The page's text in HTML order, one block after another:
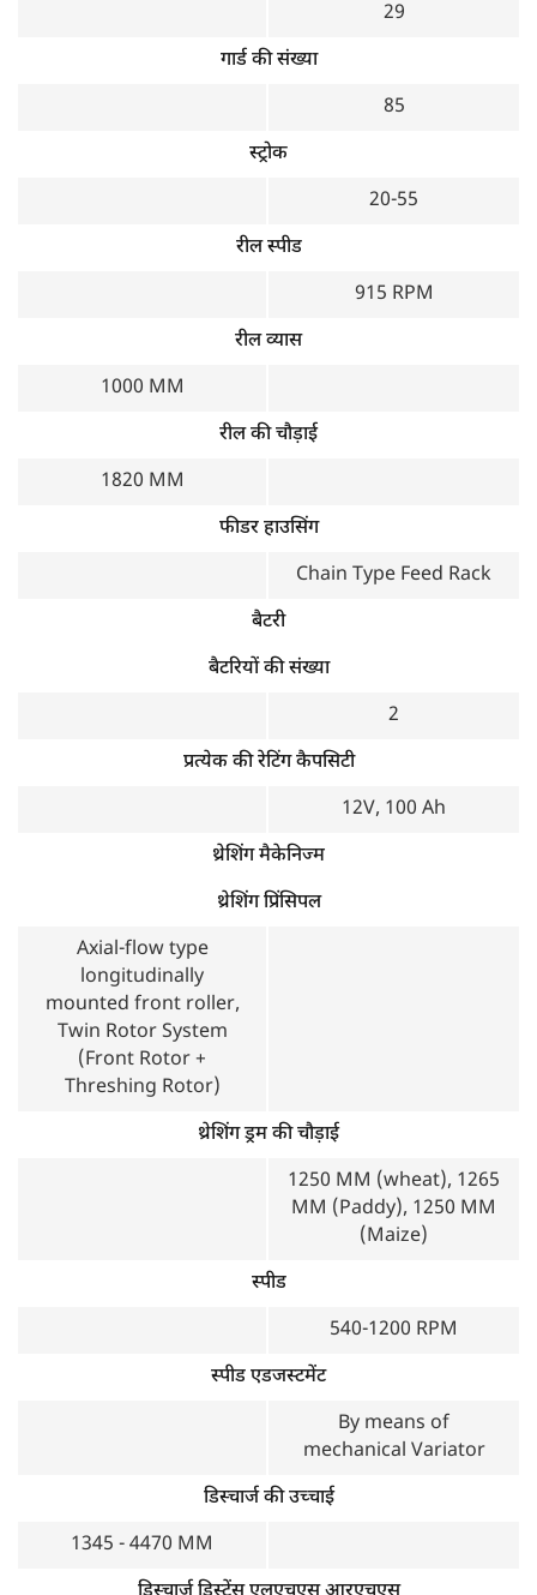
29
गार्ड की संख्या
85
स्ट्रोक
20-55
रील स्पीड
915 RPM
रील व्यास
1000 MM
रील की चौड़ाई
1820 MM
फीडर हाउसिंग
Chain Type Feed Rack
बैटरी
बैटरियों की संख्या
2
प्रत्येक की रेटिंग कैपसिटी
12V, 100 Ah
थ्रेशिंग मैकेनिज्म
थ्रेशिंग प्रिंसिपल
Axial-flow type
longitudinally
mounted front roller,
Twin Rotor System
(Front Rotor +
Threshing Rotor)
थ्रेशिंग ड्रम की चौड़ाई
1250 MM (wheat), 1265
MM (Paddy), 1250 MM
(Maize)
स्पीड
540-1200 RPM
स्पीड एडजस्टमेंट
By means of
mechanical Variator
डिस्चार्ज की उच्चाई
1345 - 4470 MM